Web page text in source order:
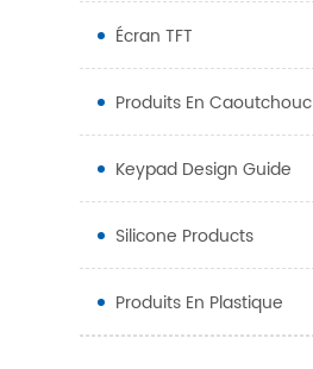
Écran TFT
Produits En Caoutchouc
Keypad Design Guide
Silicone Products
Produits En Plastique